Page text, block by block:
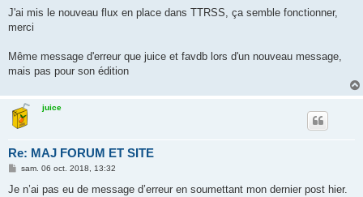
g
e
J'ai mis le nouveau flux en place dans TTRSS, ça semble fonctionner,
merci
Même message d'erreur que juice et favdb lors d'un nouveau message,
mais pas pour son édition
juice
Re: MAJ FORUM ET SITE
M
s
sam. 06 oct. 2018, 13:32
Je n’ai pas eu de message d’erreur en soumettant mon dernier post hier.